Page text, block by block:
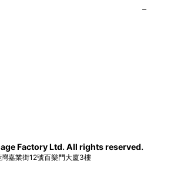
Factory Ltd. All rights reserved.
嘉業街12號百樂門大廈3樓